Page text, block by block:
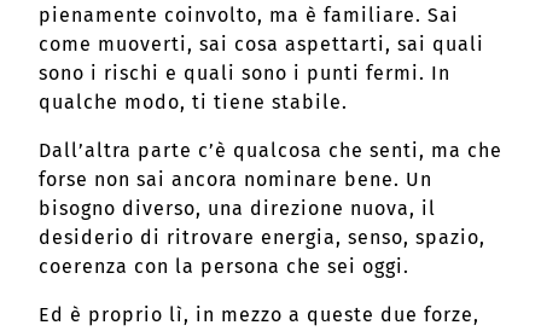
pienamente coinvolto, ma è familiare. Sai
come muoverti, sai cosa aspettarti, sai quali
sono i rischi e quali sono i punti fermi. In
qualche modo, ti tiene stabile.
Dall’altra parte c’è qualcosa che senti, ma che
forse non sai ancora nominare bene. Un
bisogno diverso, una direzione nuova, il
desiderio di ritrovare energia, senso, spazio,
coerenza con la persona che sei oggi.
Ed è proprio lì, in mezzo a queste due forze,